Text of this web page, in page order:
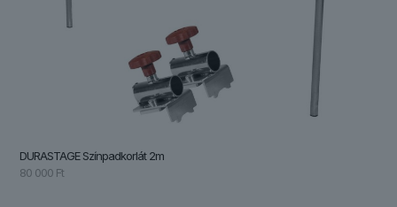
DURASTAGE Színpadkorlát 2m
80 000 Ft